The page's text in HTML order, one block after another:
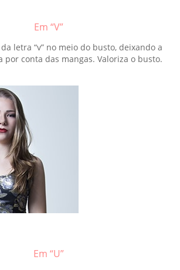
Em “V”
letra “v” no meio do busto, deixando a
por conta das mangas. Valoriza o busto.
Em “U”